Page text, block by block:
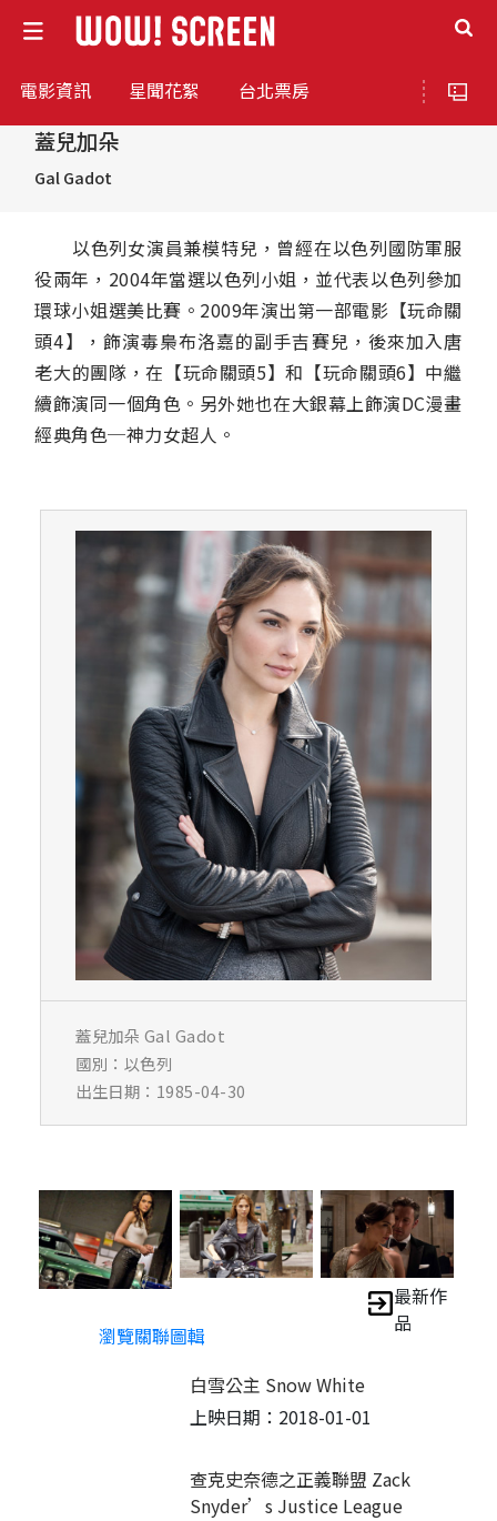
電影資訊 星聞花絮 台北票房
蓋兒加朵
Gal Gadot
以色列女演員兼模特兒，曾經在以色列國防軍服
役兩年，2004年當選以色列小姐，並代表以色列參加
環球小姐選美比賽。2009年演出第一部電影【玩命關
頭4】，飾演毒梟布洛嘉的副手吉賽兒，後來加入唐
老大的團隊，在【玩命關頭5】和【玩命關頭6】中繼
續飾演同一個角色。另外她也在大銀幕上飾演DC漫畫
經典角色─神力女超人。
蓋兒加朵 Gal Gadot
國別：以色列
出生日期：1985-04-30
瀏覽關聯圖輯
最新作
品
白雪公主 Snow White
上映日期：2018-01-01
查克史奈德之正義聯盟 Zack
Snyder’s Justice League